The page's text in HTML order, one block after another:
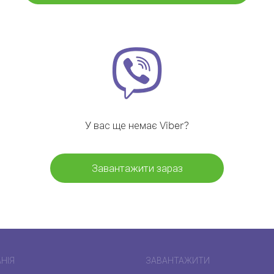
У вас ще немає Viber?
Завантажити зараз
ЗАВАНТАЖИТИ